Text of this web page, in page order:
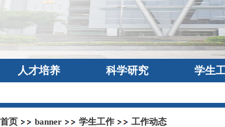
人才培养 科学研究 学生
首页 banner 学生工作 工作动态